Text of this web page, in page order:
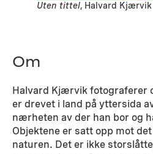
Uten tittel, Halvard Kjærvik
Om
Halvard Kjærvik fotograferer
er drevet i land på yttersida
nærheten av der han bor og
Objektene er satt opp mot
naturen. Det er ikke